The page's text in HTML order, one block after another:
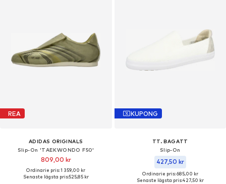
REA
ADIDAS ORIGINALS
Slip-On 'TAEKWONDO F50'
809,00 kr
Ordinarie pris: 1 359,00 kr
Senaste lägsta pris:525,85 kr
KUPONG
TT. BAGATT
Slip-On
427,50 kr
Ordinarie pris: 685,00 kr
Senaste lägsta pris:427,50 kr